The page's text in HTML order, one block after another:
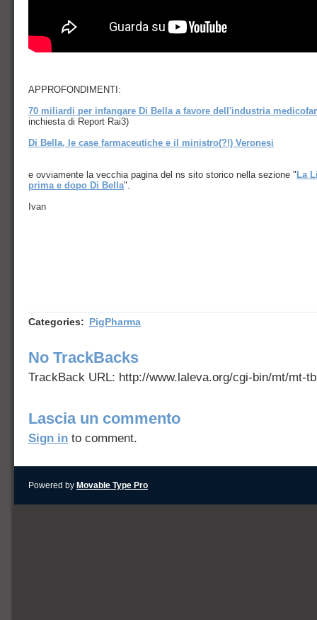
APPROFONDIMENTI:
70 miliardi per infangare Di Bella a favore dell'industria
inchiesta di Report Rai3)
Di Bella, le case farmaceutiche e il ministro(?!) Veronesi
e ovviamente la vecchia pagina del ns sito storico nella sezione "La
prima e dopo Di Bella".
Ivan
Categories: PigPharma
No TrackBacks
TrackBack URL: http://www.laleva.org/cgi-bin/mt/mt-
Lascia un commento
Sign in to comment.
Powered by Movable Type Pro